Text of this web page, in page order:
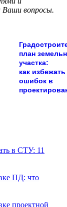
Ваши вопросы.
план
участка:
как избежать
ошибок в
в СТУ: 11
ПД: что
проектной